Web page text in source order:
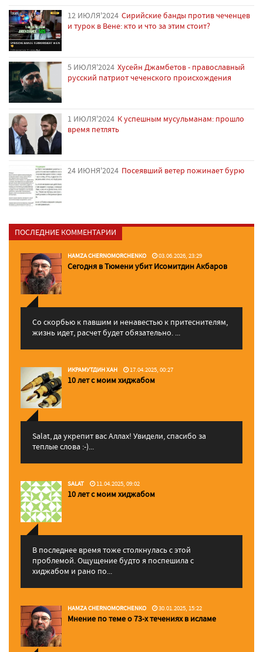
12 ИЮЛЯ'2024 Сирийские банды против чеченцев
и турок в Вене: кто и что за этим стоит?
5 ИЮЛЯ'2024 Хусейн Джамбетов - православный
русский патриот чеченского происхождения
1 ИЮЛЯ'2024 К успешным мусульманам: прошло
время петлять
24 ИЮНЯ'2024 Посеявший ветер пожинает бурю
ПОСЛЕДНИЕ КОММЕНТАРИИ
HAMZA CHERNOMORCHENKO 03.06.2026, 23:29
Сегодня в Тюмени убит Исомитдин Акбаров
Со скорбью к павшим и ненавестью к притеснителям,
жизнь идет, расчет будет обязательно. ...
ИКРАМУТДИН ХАН 17.04.2025, 00:27
10 лет с моим хиджабом
Salat, да укрепит вас Аллаx! Увидели, спасибо за
теплые слова :-)...
SALAT 11.04.2025, 09:02
10 лет с моим хиджабом
В последнее время тоже столкнулась с этой
проблемой. Ощущение будто я поспешила с
хиджабом и рано по...
HAMZA CHERNOMORCHENKO 30.01.2025, 15:22
Мнение по теме о 73-х течениях в исламе